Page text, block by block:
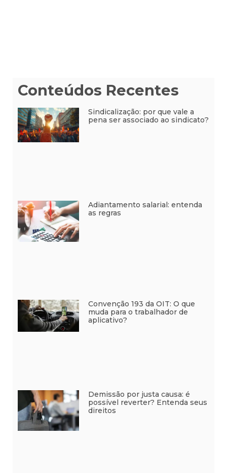
Conteúdos Recentes
Sindicalização: por que vale a
pena ser associado ao sindicato?
Adiantamento salarial: entenda
as regras
Convenção 193 da OIT: O que
muda para o trabalhador de
aplicativo?
Demissão por justa causa: é
possível reverter? Entenda seus
direitos